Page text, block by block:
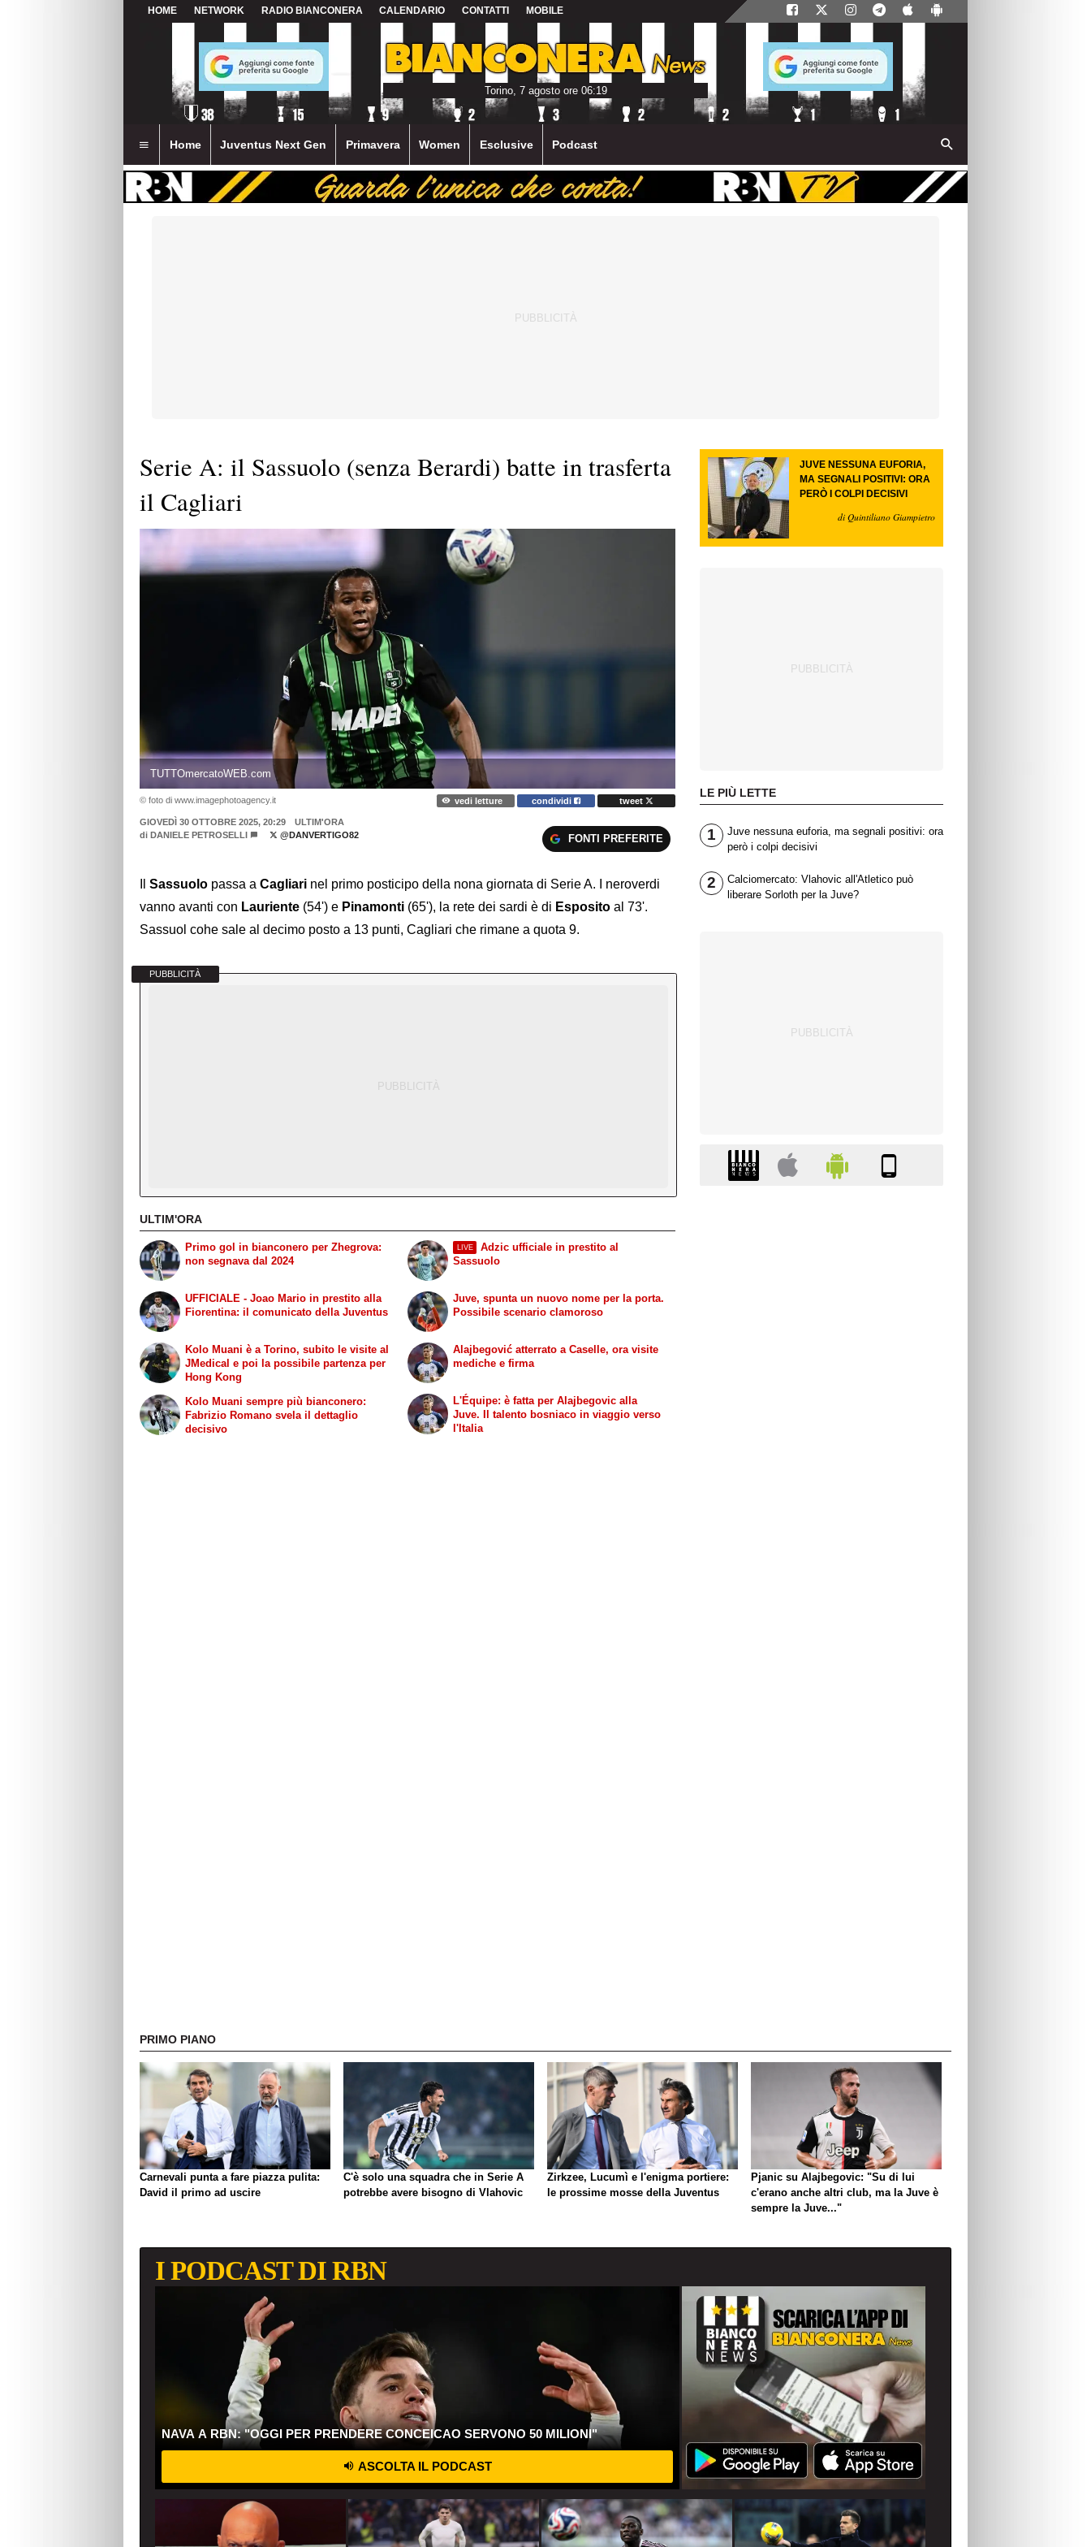
HOME NETWORK RADIO BIANCONERA CALENDARIO CONTATTI MOBILE
Torino, 7 agosto ore 06:19
Home Juventus Next Gen Primavera Women Esclusive Podcast
Serie A: il Sassuolo (senza Berardi) batte in trasferta
il Cagliari
TUTTOmercatoWEB.com
© foto di www.imagephotoagency.it vedi letture condividi tweet
GIOVEDÌ 30 OTTOBRE 2025, 20:29
ULTIM'ORA
di DANIELE PETROSELLI @DANVERTIGO82 FONTI PREFERITE
Sassuolo passa a Cagliari nel primo posticipo della nona giornata di Serie A. I neroverdi
vanno avanti con Lauriente (54') e Pinamonti (65'), la rete dei sardi è di Esposito al 73'.
Sassuol cohe sale al decimo posto a 13 punti, Cagliari che rimane a quota 9.
PUBBLICITÀ
ULTIM'ORA
Primo gol in bianconero per Zhegrova:
non segnava dal 2024
UFFICIALE - Joao Mario in prestito alla
Fiorentina: il comunicato della Juventus
LIVE
Adzic ufficiale in prestito al
Sassuolo
Juve, spunta un nuovo nome per la porta.
Possibile scenario clamoroso
Kolo Muani è a Torino, subito le visite al
JMedical e poi la possibile partenza per
Hong Kong
Kolo Muani sempre più bianconero:
Fabrizio Romano svela il dettaglio
decisivo
Alajbegović atterrato a Caselle, ora visite
mediche e firma
L'Équipe: è fatta per Alajbegovic alla
Juve. Il talento bosniaco in viaggio verso
l'Italia
JUVE NESSUNA EUFORIA,
MA SEGNALI POSITIVI: ORA
PERÒ I COLPI DECISIVI
di Quintiliano Giampietro
LE PIÙ LETTE
1
Juve nessuna euforia, ma segnali positivi: ora
però i colpi decisivi
2
Calciomercato: Vlahovic all'Atletico può
liberare Sorloth per la Juve?
PRIMO PIANO
Carnevali punta a fare piazza pulita:
David il primo ad uscire
C'è solo una squadra che in Serie A
potrebbe avere bisogno di Vlahovic
Zirkzee, Lucumì e l'enigma portiere:
le prossime mosse della Juventus
Pjanic su Alajbegovic: "Su di lui
c'erano anche altri club, ma la Juve è
sempre la Juve..."
I PODCAST DI RBN
NAVA A RBN: "OGGI PER PRENDERE CONCEICAO SERVONO 50 MILIONI"
ASCOLTA IL PODCAST